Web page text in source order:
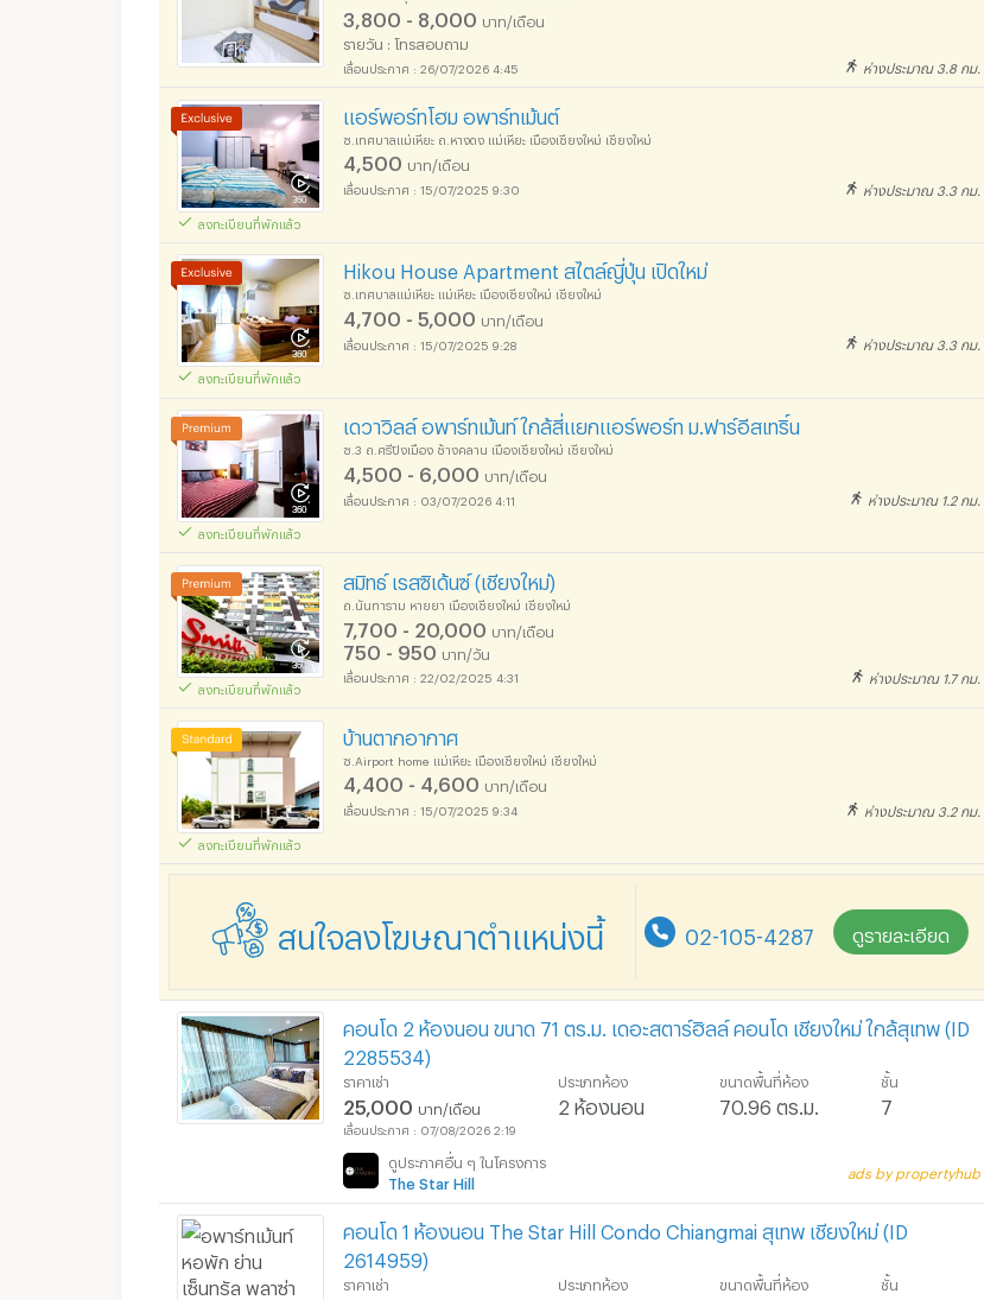
3,800 - 8,000 บาท/เดือน
รายวัน : โทรสอบถาม
26/07/2026 4:45 ห่างประมาณ 3.8 กม.
ลงทะเบียนที่พักแล้ว
แอร์พอร์ทโฮม อพาร์ทเม้นต์
ซ.เทศบาลแม่เหียะ ถ.หางดง แม่เหียะ เมืองเชียงใหม่ เชียงใหม่
4,500 บาท/เดือน
15/07/2025 9:30 ห่างประมาณ 3.3 กม.
ลงทะเบียนที่พักแล้ว
Hikou House Apartment สไตล์ญี่ปุ่น เปิดใหม่
ซ.เทศบาลแม่เหียะ แม่เหียะ เมืองเชียงใหม่ เชียงใหม่
4,700 - 5,000 บาท/เดือน
15/07/2025 9:28 ห่างประมาณ 3.3 กม.
ลงทะเบียนที่พักแล้ว
อพาร์ทเม้นท์ หอพัก ย่าน เซ็นทรัล พลาซ่า เชียงใหม่ แอร์พอร์ต :
เดวาวิลล์ อพาร์ทเม้นท์ ใกล้สี่แยกแอร์พอร์ท ม.ฟาร์อีสเทริ์น
ซ.3 ถ.ศรีปิงเมือง ช้างคลาน เมืองเชียงใหม่ เชียงใหม่
4,500 - 6,000 บาท/เดือน
03/07/2026 4:11 ห่างประมาณ 1.2 กม.
ลงทะเบียนที่พักแล้ว
อพาร์ทเม้นท์ หอพัก ย่าน เซ็นทรัล พลาซ่า เชียงใหม่ แอร์พอร์ต :
สมิทธ์ เรสซิเด้นซ์ (เชียงใหม่)
ถ.นันทาราม หายยา เมืองเชียงใหม่ เชียงใหม่
7,700 - 20,000 บาท/เดือน
750 - 950 บาท/วัน
22/02/2025 4:31 ห่างประมาณ 1.7 กม.
ลงทะเบียนที่พักแล้ว
บ้านตากอากาศ
ซ.Airport home แม่เหียะ เมืองเชียงใหม่ เชียงใหม่
4,400 - 4,600 บาท/เดือน
15/07/2025 9:34 ห่างประมาณ 3.2 กม.
สนใจลงโฆษณาตำแหน่งนี้ 02-105-4287 ดูรายละเอียด
คอนโด 2 ห้องนอน ขนาด 71 ตร.ม. เดอะสตาร์ฮิลล์ คอนโด เชียงใหม่ ใกล้สุเทพ (ID
2285534)
ราคาเช่า
25,000 บาท/เดือน
ประเภทห้อง
2 ห้องนอน
ขนาดพื้นที่ห้อง
70.96 ตร.ม.
ชั้น
7
07/08/2026 2:19
ดูประกาศอื่น ๆ ในโครงการ
The Star Hill
ads by propertyhub
คอนโด 1 ห้องนอน The Star Hill Condo Chiangmai สุเทพ เชียงใหม่ (ID
2614959)
ราคาเช่า ประเภทห้อง ขนาดพื้นที่ห้อง ชั้น